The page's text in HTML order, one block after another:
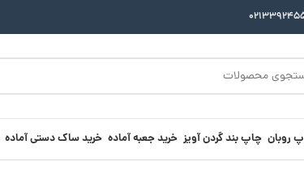
روبان چاپ بند گردن آویز خرید جعبه آماده خرید ساک دستی آماده